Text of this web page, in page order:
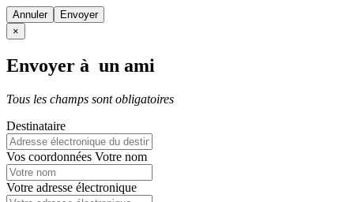
Annuler
×
Envoyer à un ami
Tous les champs sont obligatoires
Destinataire
Vos coordonnées Votre nom
Votre adresse électronique